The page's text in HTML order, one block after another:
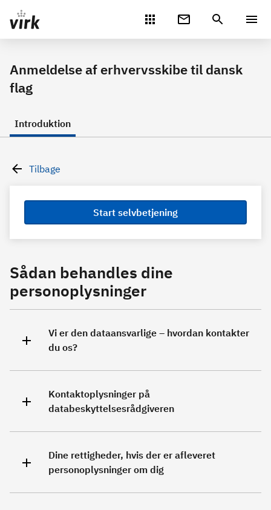
Gå direkte til indhold
Anmeldelse af erhvervsskibe til dansk
flag
Introduktion
Tilbage
Start selvbetjening
Sådan behandles dine
personoplysninger
Vi er den dataansvarlige – hvordan kontakter
du os?
Kontaktoplysninger på
databeskyttelsesrådgiveren
Dine rettigheder, hvis der er afleveret
personoplysninger om dig